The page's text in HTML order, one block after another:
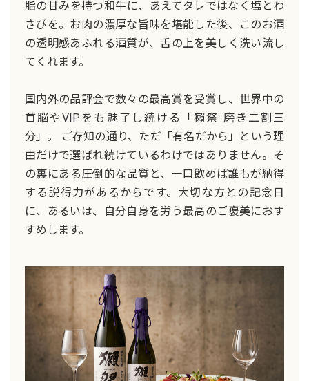
脂の甘みを持つ和牛に、あえてタレではなく塩とわ
さびを。お肉の濃厚な旨味を堪能した後、このお酒
の透明感あふれる酒質が、舌の上を美しく洗い流し
てくれます。
国内外の品評会で数々の最高賞を受賞し、世界中の
首脳やVIPをも魅了し続ける「獺祭 磨き二割三
分」。 ご存知の通り、ただ「有名だから」という理
由だけで選ばれ続けているわけではありません。そ
の裏にある圧倒的な品質と、一口飲めば誰もが納得
する説得力があるからです。大切な方との記念日
に、あるいは、自分自身を労う最高のご褒美におす
すめします。